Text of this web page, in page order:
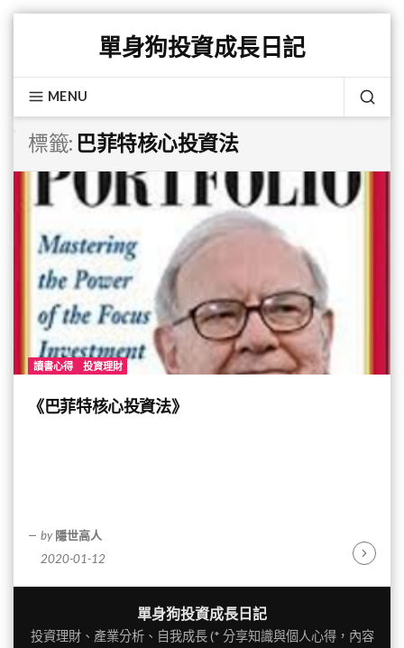
content
單身狗投資成長日記
MENU
標籤: 巴菲特核心投資法
讀書心得 投資理財
《巴菲特核心投資法》
by 隱世高人
2020-01-12
單身狗投資成長日記
投資理財、產業分析、自我成長 (* 分享知識與個人心得，內容